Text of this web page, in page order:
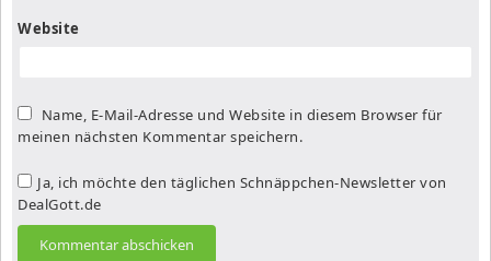
Website
Name, E-Mail-Adresse und Website in diesem Browser für
meinen nächsten Kommentar speichern.
Ja, ich möchte den täglichen Schnäppchen-Newsletter von
DealGott.de